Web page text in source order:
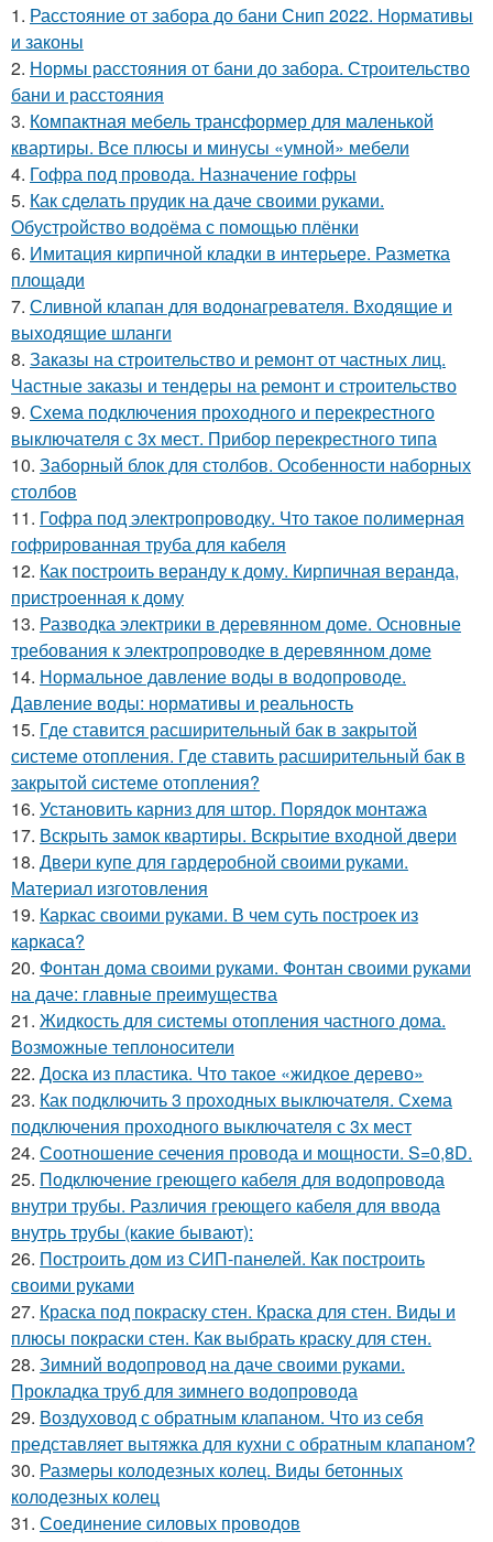
1. Расстояние от забора до бани Снип 2022. Нормативы
и законы
2. Нормы расстояния от бани до забора. Строительство
бани и расстояния
3. Компактная мебель трансформер для маленькой
квартиры. Все плюсы и минусы «умной» мебели
4. Гофра под провода. Назначение гофры
5. Как сделать прудик на даче своими руками.
Обустройство водоёма с помощью плёнки
6. Имитация кирпичной кладки в интерьере. Разметка
площади
7. Сливной клапан для водонагревателя. Входящие и
выходящие шланги
8. Заказы на строительство и ремонт от частных лиц.
Частные заказы и тендеры на ремонт и строительство
9. Схема подключения проходного и перекрестного
выключателя с 3х мест. Прибор перекрестного типа
10. Заборный блок для столбов. Особенности наборных
столбов
11. Гофра под электропроводку. Что такое полимерная
гофрированная труба для кабеля
12. Как построить веранду к дому. Кирпичная веранда,
пристроенная к дому
13. Разводка электрики в деревянном доме. Основные
требования к электропроводке в деревянном доме
14. Нормальное давление воды в водопроводе.
Давление воды: нормативы и реальность
15. Где ставится расширительный бак в закрытой
системе отопления. Где ставить расширительный бак в
закрытой системе отопления?
16. Установить карниз для штор. Порядок монтажа
17. Вскрыть замок квартиры. Вскрытие входной двери
18. Двери купе для гардеробной своими руками.
Материал изготовления
19. Каркас своими руками. В чем суть построек из
каркаса?
20. Фонтан дома своими руками. Фонтан своими руками
на даче: главные преимущества
21. Жидкость для системы отопления частного дома.
Возможные теплоносители
22. Доска из пластика. Что такое «жидкое дерево»
23. Как подключить 3 проходных выключателя. Схема
подключения проходного выключателя с 3х мест
24. Соотношение сечения провода и мощности. S=0,8D.
25. Подключение греющего кабеля для водопровода
внутри трубы. Различия греющего кабеля для ввода
внутрь трубы (какие бывают):
26. Построить дом из СИП-панелей. Как построить
своими руками
27. Краска под покраску стен. Краска для стен. Виды и
плюсы покраски стен. Как выбрать краску для стен.
28. Зимний водопровод на даче своими руками.
Прокладка труб для зимнего водопровода
29. Воздуховод с обратным клапаном. Что из себя
представляет вытяжка для кухни с обратным клапаном?
30. Размеры колодезных колец. Виды бетонных
колодезных колец
31. Соединение силовых проводов